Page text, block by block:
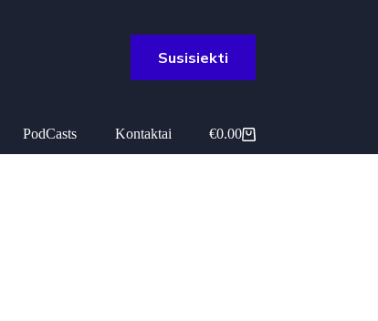
Susisiekti
PodCasts Kontaktai
Pirkinių
krepšelis
€0.00